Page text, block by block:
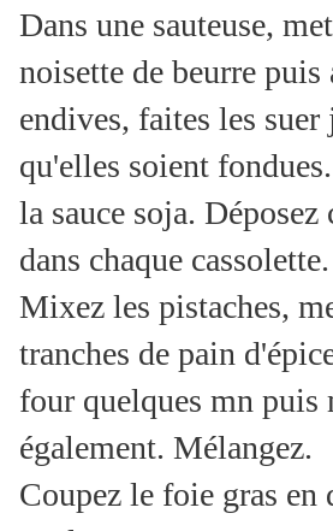
Dans une sauteuse,
noisette de beurre puis
endives, faites les suer
qu'elles soient
la sauce soja. Déposez
dans chaque cassolette.
Mixez les pistaches,
tranches de pain
four quelques mn puis
également. Mélangez.
Coupez le foie gras en